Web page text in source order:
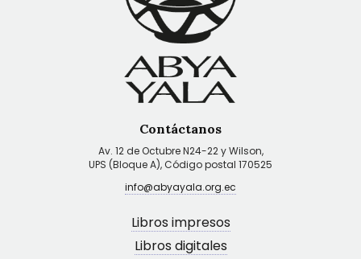
Contáctanos
Av. 12 de Octubre N24-22 y Wilson,
UPS (Bloque A), Código postal 170525
info@abyayala.org.ec
Libros impresos
Libros digitales